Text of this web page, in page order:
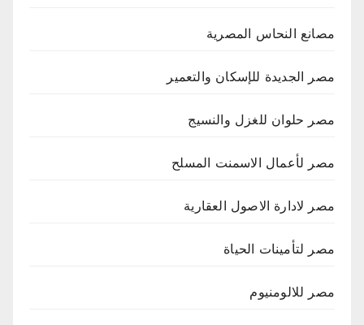
مصانع النحاس المصرية
مصر الجديدة للإسكان والتعمير
مصر حلوان للغزل والنسيج
مصر لأعمال الاسمنت المسلح
مصر لادارة الاصول العقارية
مصر لتأمينات الحياة
مصر للالومنيوم